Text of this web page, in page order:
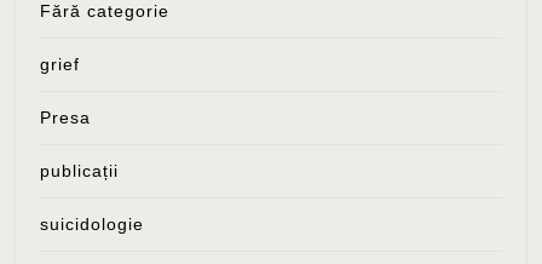
Fără categorie
grief
Presa
publicații
suicidologie